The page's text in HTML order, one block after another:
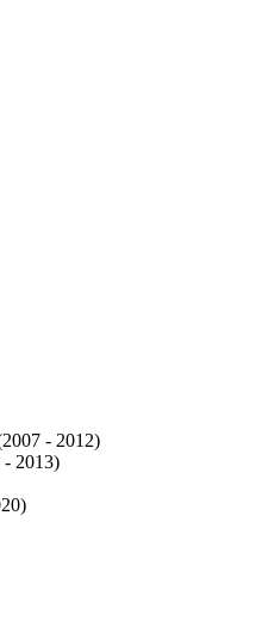
- 2012)
- 2013)